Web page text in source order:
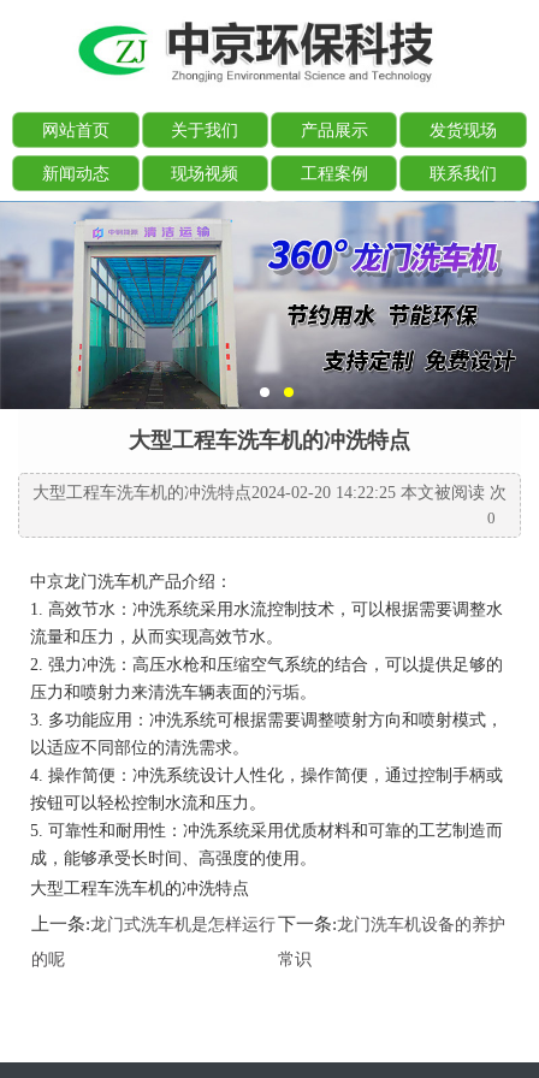
网站首页 关于我们 产品展示 发货现场
新闻动态 现场视频 工程案例 联系我们
大型工程车洗车机的冲洗特点
大型工程车洗车机的冲洗特点2024-02-20 14:22:25 本文被阅读
0
次
中京龙门洗车机产品介绍：
1. 高效节水：冲洗系统采用水流控制技术，可以根据需要调整水
流量和压力，从而实现高效节水。
2. 强力冲洗：高压水枪和压缩空气系统的结合，可以提供足够的
压力和喷射力来清洗车辆表面的污垢。
3. 多功能应用：冲洗系统可根据需要调整喷射方向和喷射模式，
以适应不同部位的清洗需求。
4. 操作简便：冲洗系统设计人性化，操作简便，通过控制手柄或
按钮可以轻松控制水流和压力。
5. 可靠性和耐用性：冲洗系统采用优质材料和可靠的工艺制造而
成，能够承受长时间、高强度的使用。
大型工程车洗车机的冲洗特点
上一条:龙门式洗车机是怎样运行
的呢
下一条:龙门洗车机设备的养护
常识